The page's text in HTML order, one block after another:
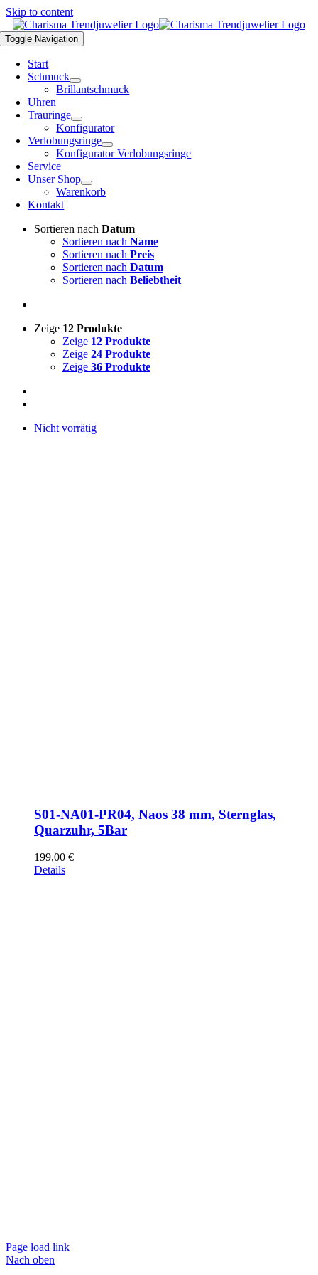
Skip to content
Toggle Navigation
Start
Schmuck
Brillantschmuck
Uhren
Trauringe
Konfigurator
Verlobungsringe
Konfigurator Verlobungsringe
Service
Unser Shop
Warenkorb
Kontakt
Sortieren nach Datum
Sortieren nach Name
Sortieren nach Preis
Sortieren nach Datum
Sortieren nach Beliebtheit
Zeige 12 Produkte
Zeige 12 Produkte
Zeige 24 Produkte
Zeige 36 Produkte
Nicht vorrätig
S01-NA01-PR04, Naos 38 mm, Sternglas,
Quarzuhr, 5Bar
199,00 €
Details
Page load link
Nach oben